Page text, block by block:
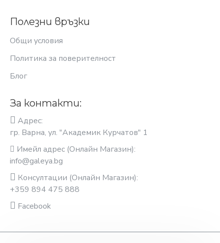
Полезни връзки
Общи условия
Политика за поверителност
Блог
За контакти:
Адрес:
гр. Варна, ул. "Академик Курчатов" 1
Имейл адрес (Онлайн Магазин):
info@galeya.bg
Консултации (Онлайн Магазин):
+359 894 475 888
Facebook